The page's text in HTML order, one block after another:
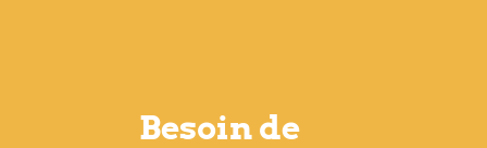
Besoin de